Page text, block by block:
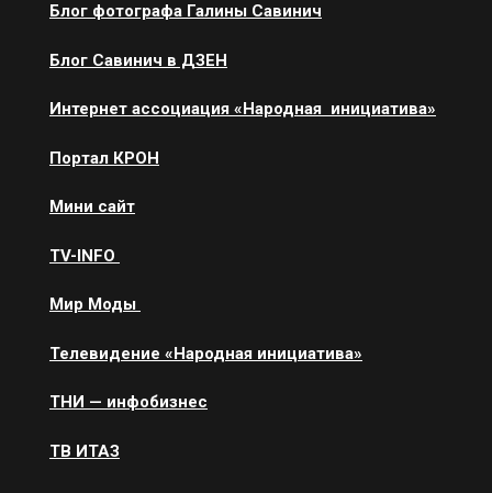
Блог фотографа Галины Савинич
Блог Савинич в ДЗЕН
Интернет ассоциация «Народная инициатива»
Портал КРОН
Мини сайт
ТV-INFO
Мир Моды
Телевидение «Народная инициатива»
ТНИ — инфобизнес
ТВ ИТАЗ